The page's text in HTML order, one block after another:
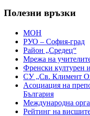
Полезни връзки
МОН
РУО – София-град
Район „Средец“
Мрежа на
Френски културен
СУ „Св. Климент
Асоциация на
България
Международна
Рейтинг на